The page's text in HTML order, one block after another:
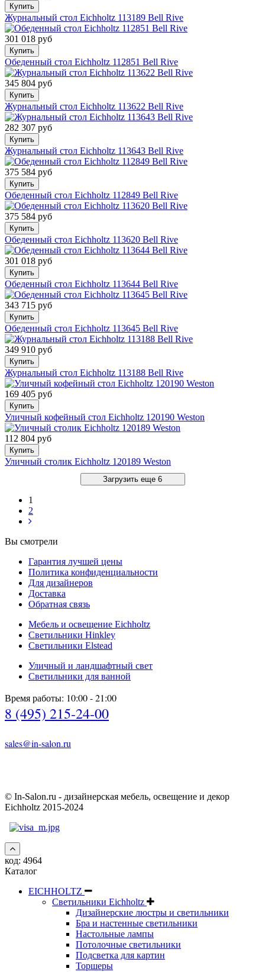
Купить
Журнальный стол Eichholtz 113189 Bell Rive
301 018 руб
Купить
Обеденный стол Eichholtz 112851 Bell Rive
345 804 руб
Купить
Журнальный стол Eichholtz 113622 Bell Rive
282 307 руб
Купить
Журнальный стол Eichholtz 113643 Bell Rive
375 584 руб
Купить
Обеденный стол Eichholtz 112849 Bell Rive
375 584 руб
Купить
Обеденный стол Eichholtz 113620 Bell Rive
301 018 руб
Купить
Обеденный стол Eichholtz 113644 Bell Rive
343 715 руб
Купить
Обеденный стол Eichholtz 113645 Bell Rive
349 910 руб
Купить
Журнальный стол Eichholtz 113188 Bell Rive
169 405 руб
Купить
Уличный кофейный стол Eichholtz 120190 Weston
112 804 руб
Купить
Уличный столик Eichholtz 120189 Weston
Загрузить еще 6
1
2
Вы смотрели
Гарантия лучшей цены
Политика конфиденциальности
Для дизайнеров
Доставка
Обратная связь
Мебель и освещение Eichholtz
Светильники Hinkley
Светильники Elstead
Уличный и ландшафтный свет
Светильники для ванной
Время работы: 10:00 - 21:00
8 (495) 215-24-00
sales@in-salon.ru
© In-Salon.ru - дизайнерская мебель, освещение и декор
Eichholtz 2015-2024
код: 4964
Каталог
EICHHOLTZ
Светильники Eichholtz
Дизайнерские люстры и светильники
Бра и настенные светильники
Настольные лампы
Потолочные светильники
Подсветка для картин
Торшеры